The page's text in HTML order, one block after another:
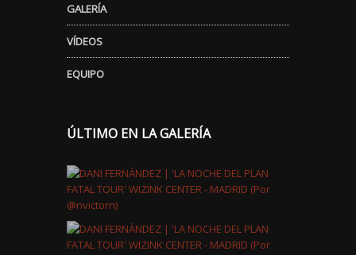
GALERÍA
VÍDEOS
EQUIPO
ÚLTIMO EN LA GALERÍA